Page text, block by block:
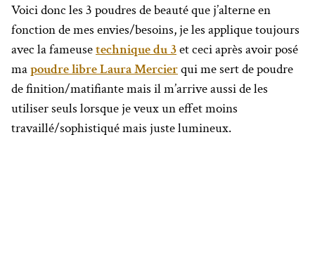
Voici donc les 3 poudres de beauté que j’alterne en
fonction de mes envies/besoins, je les applique toujours
avec la fameusetechnique du 3et ceci après avoir posé
mapoudre libre Laura Mercierqui me sert de poudre
de finition/matifiante mais il m’arrive aussi de les
utiliser seuls lorsque je veux un effet moins
travaillé/sophistiqué mais juste lumineux.